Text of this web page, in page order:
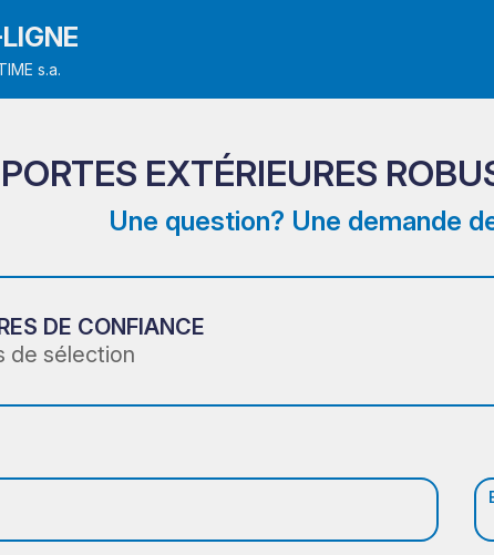
s.a.
PORTES EXTÉRIEURES
Une question? Une demande
DE CONFIANCE
de sélection